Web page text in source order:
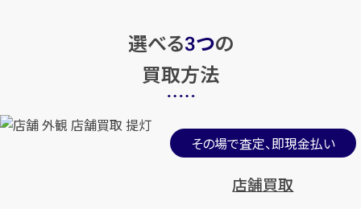
選べる3つの
買取方法
その場で査定、即現金払い
店舗買取